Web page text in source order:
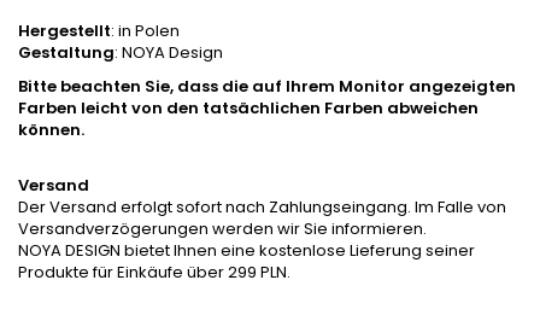
Hergestellt: in Polen
Gestaltung: NOYA Design
Bitte beachten Sie, dass die auf Ihrem Monitor angezeigten
Farben leicht von den tatsächlichen Farben abweichen
können.
Versand
Der Versand erfolgt sofort nach Zahlungseingang. Im Falle von
Versandverzögerungen werden wir Sie informieren.
NOYA DESIGN bietet Ihnen eine kostenlose Lieferung seiner
Produkte für Einkäufe über 299 PLN.